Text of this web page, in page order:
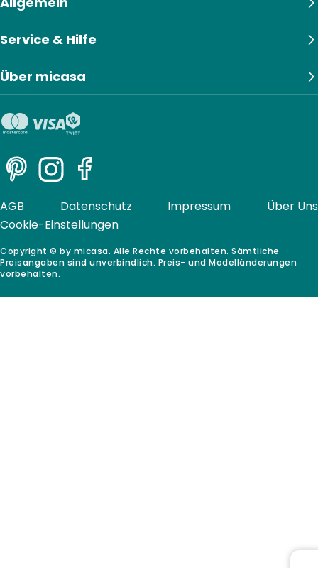
Service & Hilfe
Über micasa
PinterestInstagramFacebook
Copyright © by micasa. Alle Rechte vorbehalten. Sämtliche
Preisangaben sind unverbindlich. Preis- und Modelländerungen
vorbehalten.
AGB Datenschutz Impressum
Über Uns
Cookie-Einstellungen